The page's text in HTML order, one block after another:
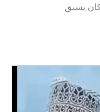
كان يسبق